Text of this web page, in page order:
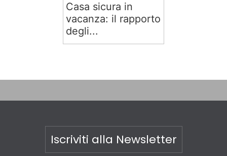
Casa sicura in
vacanza: il rapporto
degli...
Iscriviti alla Newsletter